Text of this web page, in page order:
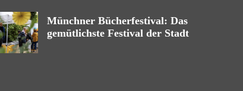
Münchner Bücherfestival: Das
gemütlichste Festival der Stadt